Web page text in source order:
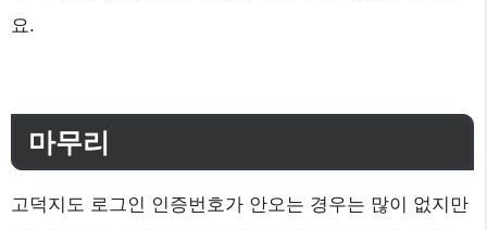
요.
마무리
고덕지도 로그인 인증번호가 안오는 경우는 많이 없지만